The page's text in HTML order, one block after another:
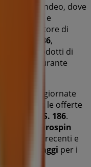
su Tiendeo, dove
e
nel settore di
a S.S. 186,
di prodotti di
durante
aggiornate
di apertura, le offerte
a
S.S. 186.
di
Eurospin
più recenti e
di
Viaggi per i